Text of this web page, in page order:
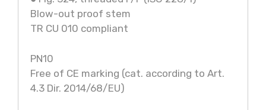
Blow-out proof stem
TR CU 010 compliant
PN10
Free of CE marking (cat. according to Art.
4.3 Dir. 2014/68/EU)